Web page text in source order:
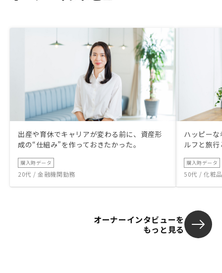
出産や育休でキャリアが変わる前に、資産形
成の“仕組み”を作っておきたかった。
購入時データ
20代 / 金融機関勤務
ハッピー
ルフと旅
購入時データ
50代 / 化粧
オーナーインタビューを
もっと見る